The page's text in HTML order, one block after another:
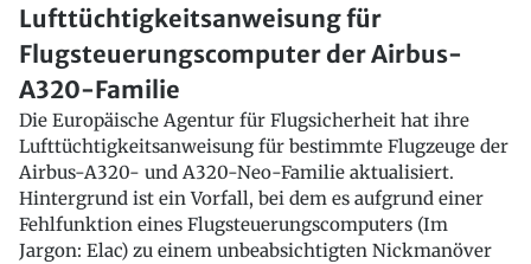
Lufttüchtigkeitsanweisung für
Flugsteuerungscomputer der Airbus-
A320-Familie
Die Europäische Agentur für Flugsicherheit hat ihre
Lufttüchtigkeitsanweisung für bestimmte Flugzeuge der
Airbus-A320- und A320-Neo-Familie aktualisiert.
Hintergrund ist ein Vorfall, bei dem es aufgrund einer
Fehlfunktion eines Flugsteuerungscomputers (Im
Jargon: Elac) zu einem unbeabsichtigten Nickmanöver